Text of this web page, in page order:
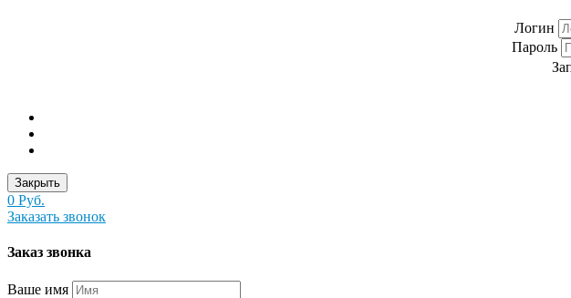
Логин
Пароль
Закрыть
0 Руб.
Заказать звонок
Заказ звонка
Ваше имя